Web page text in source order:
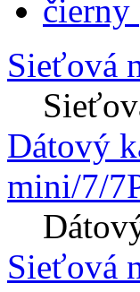
Sieťová
Dátový
mini/7/
Sieťová